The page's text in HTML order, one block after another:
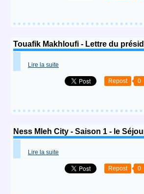
Touafik Makhloufi - Lettre du
Lire la suite
Repost 0
Lire la suite
Repost 0